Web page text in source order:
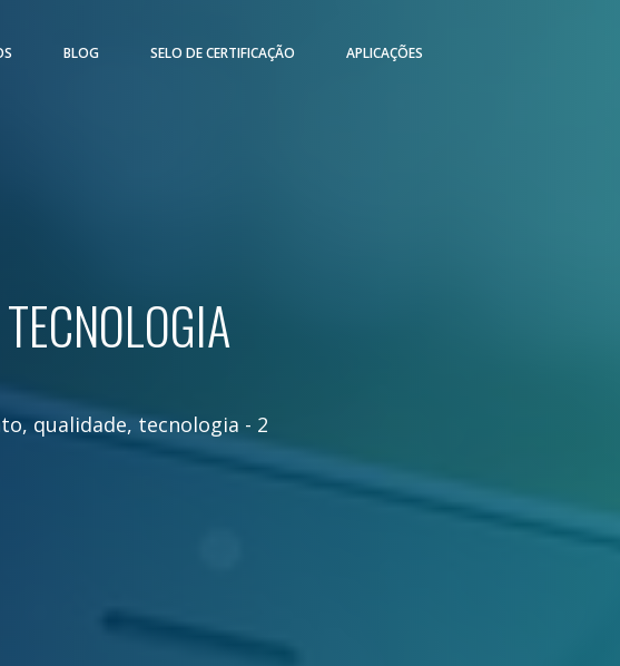
BLOG SELO DE CERTIFICAÇÃO APLICAÇÕES
, qualidade, tecnologia - 2